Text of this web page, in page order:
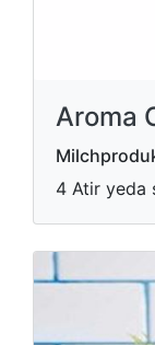
Aroma
4 Atir yeda